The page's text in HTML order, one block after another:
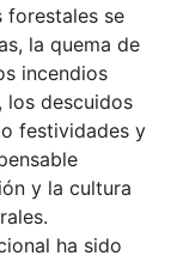
forestales se
la quema de
incendios
los descuidos
festividades y
y la cultura
ha sido